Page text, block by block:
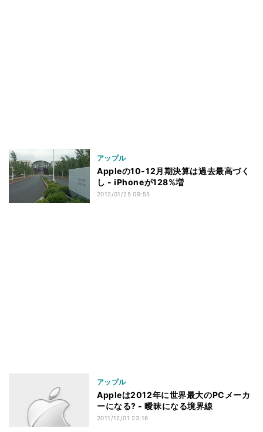
アップル
Appleの10-12月期決算は過去最高づく
し - iPhoneが128%増
2012/01/25 09:55
アップル
Appleは2012年に世界最大のPCメーカ
ーになる? - 曖昧になる境界線
2011/12/01 23:16